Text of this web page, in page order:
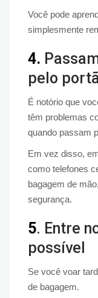
Você pode
simplesmente
4.
pelo
É notório que
têm problemas
quando passam
Em vez disso,
como telefones
bagagem de
segurança.
5. Entre
possível
Se você voar
de bagagem.